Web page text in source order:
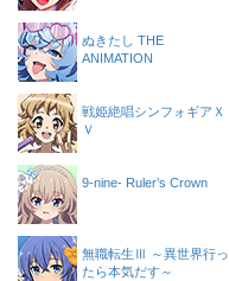
ぬきたし THE
ANIMATION
戦姫絶唱シンフォギアＸ
Ｖ
9-nine- Ruler’s Crown
無職転生Ⅲ ～異世界行っ
たら本気だす～